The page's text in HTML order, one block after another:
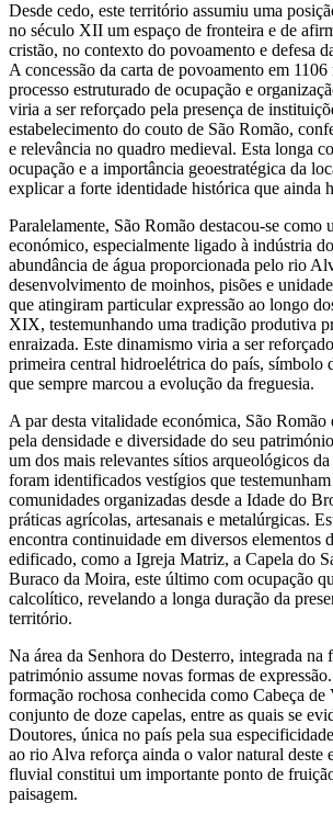
Desde cedo, este território assumiu uma
no século XII um espaço de fronteira e de
cristão, no contexto do povoamento e defesa
A concessão da carta de povoamento em
processo estruturado de ocupação e
viria a ser reforçado pela presença de
estabelecimento do couto de São Romão,
e relevância no quadro medieval. Esta longa
ocupação e a importância geoestratégica da
explicar a forte identidade histórica que ainda
Paralelamente, São Romão destacou-se como
económico, especialmente ligado à indústria
abundância de água proporcionada pelo rio
desenvolvimento de moinhos, pisões e
que atingiram particular expressão ao longo
XIX, testemunhando uma tradição produtiva
enraizada. Este dinamismo viria a ser
primeira central hidroelétrica do país, símbolo
que sempre marcou a evolução da freguesia.
A par desta vitalidade económica, São Romão
pela densidade e diversidade do seu
um dos mais relevantes sítios arqueológicos
foram identificados vestígios que testemunham
comunidades organizadas desde a Idade do
práticas agrícolas, artesanais e metalúrgicas.
encontra continuidade em diversos elementos
edificado, como a Igreja Matriz, a Capela do
Buraco da Moira, este último com ocupação
calcolítico, revelando a longa duração da
território.
Na área da Senhora do Desterro, integrada na
património assume novas formas de
formação rochosa conhecida como Cabeça
conjunto de doze capelas, entre as quais se
Doutores, única no país pela sua
ao rio Alva reforça ainda o valor natural deste
fluvial constitui um importante ponto de
paisagem.